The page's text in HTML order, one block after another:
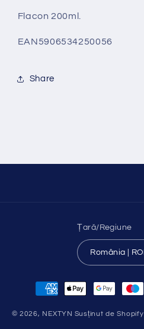
Flacon 200ml.
EAN5906534250056
Share
Țară/Regiune
Metode
de
plată
© 2026, NEXTYN Susținut de Shopify